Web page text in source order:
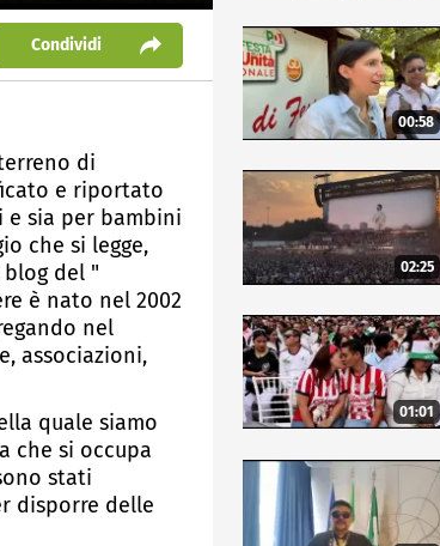
Condividi
di
e riportato
sia per bambini
che si legge,
del "
è nato nel 2002
nel
associazioni,
quale siamo
che si occupa
stati
disporre delle
00:58
02:25
01:01